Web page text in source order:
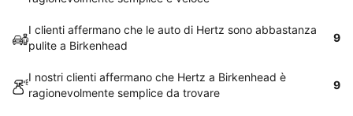
I clienti affermano che le auto di Hertz sono abbastanza
pulite a Birkenhead
9
I nostri clienti affermano che Hertz a Birkenhead è
ragionevolmente semplice da trovare
9